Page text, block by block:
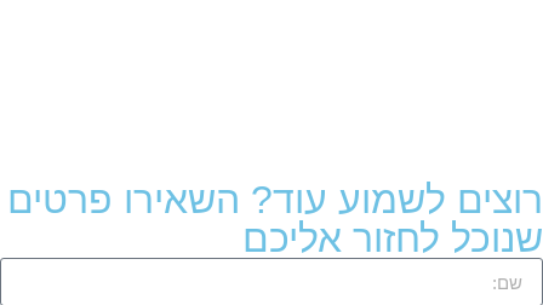
רוצים לשמוע עוד? השאירו פרטים
שנוכל לחזור אליכם